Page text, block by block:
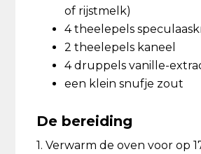
of rijstmelk)
4 theelepels
2 theelepels kaneel
4 druppels vanille-
een klein snufje zout
De bereiding
1. Verwarm de oven voor op